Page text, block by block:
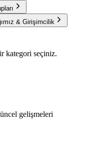
& Girişimcilik
kategori seçiniz.
gelişmeleri